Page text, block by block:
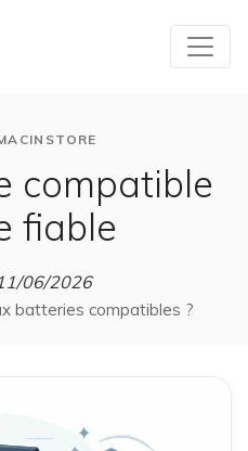
compatible
fiable
06/2026
batteries compatibles ?